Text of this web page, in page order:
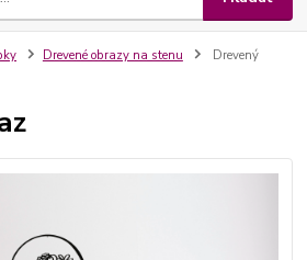
Drevené obrazy na stenu
Drevený